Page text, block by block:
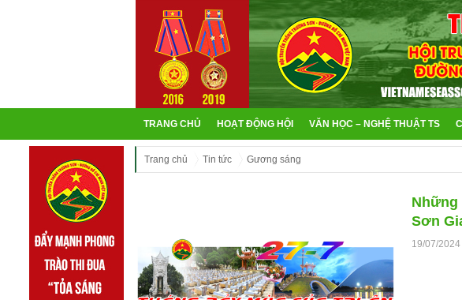
TRANG CHỦ HOẠT ĐỘNG HỘI VĂN HỌC – NGHỆ THUẬT TS
Trang chủ Tin tức Gương sáng
Những
Sơn
19/07/2024